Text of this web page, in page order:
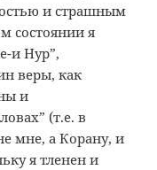
и страшным
состоянии я
и Нур”,
веры, как
и
(т.е. в
мне, а Корану, и
я тленен и